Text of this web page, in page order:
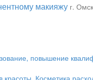
макияжу г.
повышение
красоты, Косметика